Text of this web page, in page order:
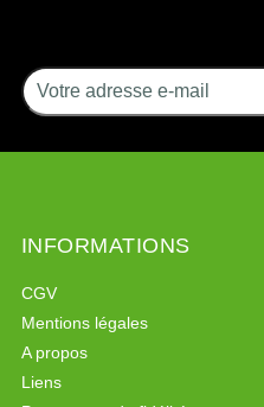
INFORMATIONS
CGV
Mentions légales
A propos
Liens